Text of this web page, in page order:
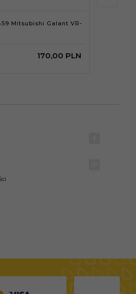
Mitsubishi Galant VR-
170,00 PLN